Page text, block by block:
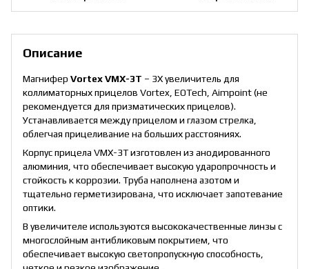
Описание
Магнифер Vortex VMX-3T – 3Х увеличитель для
коллиматорных прицелов Vortex, EOTech, Aimpoint (не
рекомендуется для призматических прицелов).
Устанавливается между прицелом и глазом стрелка,
облегчая прицеливание на больших расстояниях.
Корпус прицела VMX-3T изготовлен из анодированного
алюминия, что обеспечивает высокую ударопрочность и
стойкость к коррозии. Труба наполнена азотом и
тщательно герметизирована, что исключает запотевание
оптики.
В увеличителе используются высококачественные линзы с
многослойным антибликовым покрытием, что
обеспечивает высокую светопропускную способность,